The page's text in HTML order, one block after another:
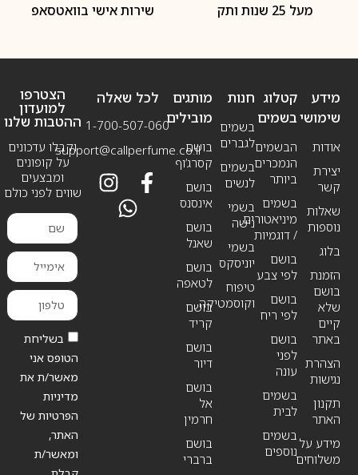
מעל 25 שנות ותק שירות אישי בוואטסאפ
מידע
שימושי
אודות
יצירת
קשר
שאלות
נוספות
בלוג
הזמנת
בושם
שלא
קיים
באתר
הצהרת
נגישות
תקנון
האתר
מידע על
משלוחים
חנות
בשמים
לגברים
בשמים
לנשים
בשמי
נישה
בשמי
יוניסקס
טיפוח
וקוסמטיקה
קטלוג
בשמים
הבשמים
הנמכרים
ביותר
בשמים
מיניאטורים
/ דוגמיות
בושם
לפי צבע
בושם
לפי ריח
בושם
לפני
עונה
בשמים
לבית
בשמים
נוספים
מותגים
מובילים
בושם
קסרג’וף
בושם
אינסנס
בושם
שאנל
בושם
לטאפה
בושם
קריד
בושם
דיור
בושם
אל
חרמין
בושם
ברברי
לכל שאלה
1-700-507-060
support@callperfume.co.il
הצטרפו
למועדון
ההטבות שלנו
וקבלו עדכונים
על קופונים
ומבצעים
שווים לפני כולם
בשליחת
הטופס אני
מאשר/ת את
מדיניות
הפרטיות של
האתר,
ומאשר/ת